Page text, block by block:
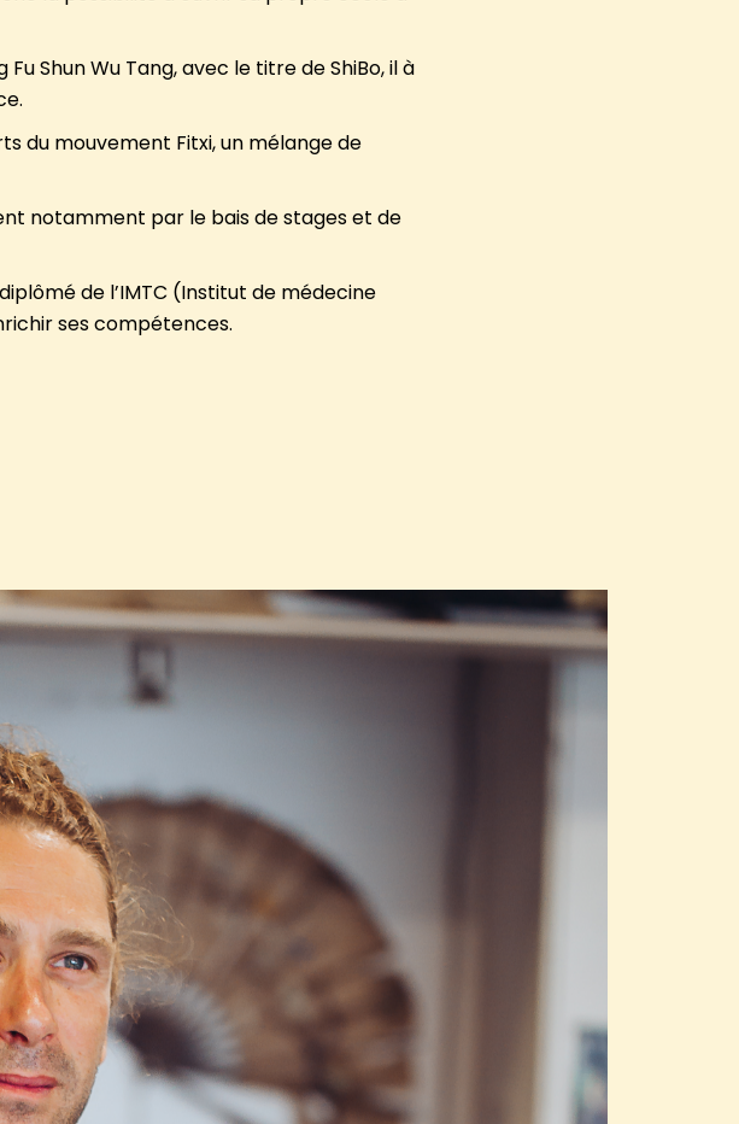
Shun Wu Tang, avec le titre de ShiBo, il à
du mouvement Fitxi, un mélange de
notamment par le bais de stages et de
de l’IMTC (Institut de médecine
ses compétences.